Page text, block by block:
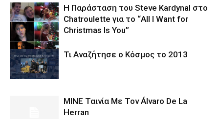
Η Παράσταση του Steve Kardynal στο
Chatroulette για το “All I Want for
Christmas Is You”
Τι Αναζήτησε ο Κόσμος το 2013
MINE Ταινία Με Τον Álvaro De La
Herran